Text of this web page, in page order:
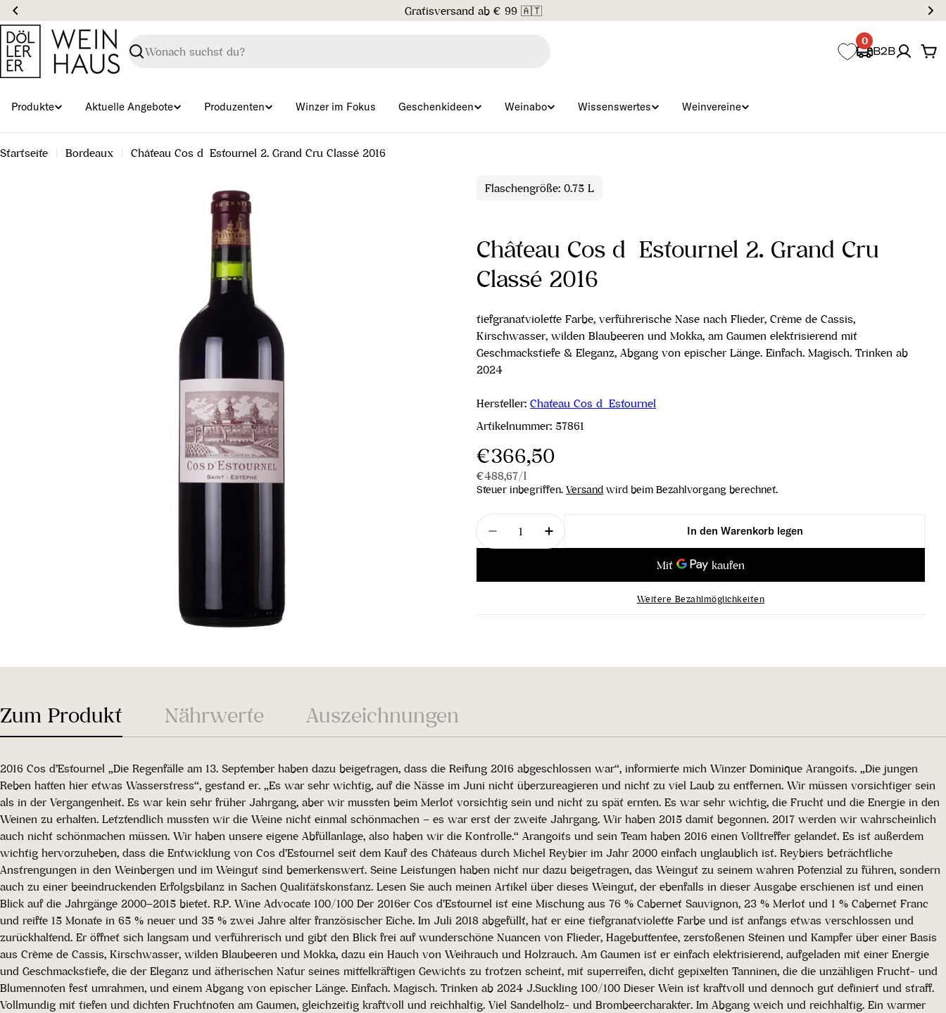
Zum
Inhalt
springen
Gratisversand ab € 99 🇦🇹
Suchen
0
B2B
Produkte Aktuelle Angebote Produzenten Winzer im Fokus Geschenkideen Weinabo Wissenswertes Weinvereine
Startseite Bordeaux Château Cos d´Estournel 2. Grand Cru Classé 2016
Flaschengröße: 0.75 L
Château Cos d´Estournel 2. Grand Cru
Classé 2016
tiefgranatviolette Farbe, verführerische Nase nach Flieder, Crème de Cassis,
Kirschwasser, wilden Blaubeeren und Mokka, am Gaumen elektrisierend mit
Geschmackstiefe & Eleganz, Abgang von epischer Länge. Einfach. Magisch. Trinken ab
2024
Hersteller: Chateau Cos d´Estournel
Artikelnummer: 57861
Regulärer
Preis
€366,50
Stückpreis
€488,67/pro
l
Steuer inbegriffen. Versand wird beim Bezahlvorgang berechnet.
Menge
Menge für Château Cos d´Estournel 2. Grand Cru Classé 2016 verringern
Menge für Château Cos d´Estournel 2. Grand Cru Classé 2016
In den Warenkorb legen
Weitere Bezahlmöglichkeiten
Zum Produkt Nährwerte Auszeichnungen
2016 Cos d’Estournel „Die Regenfälle am 13. September haben dazu beigetragen, dass die Reifung 2016 abgeschlossen war“, informierte mich Winzer Dominique Arangoits. „Die jungen
Reben hatten hier etwas Wasserstress“, gestand er. „Es war sehr wichtig, auf die Nässe im Juni nicht überzureagieren und nicht zu viel Laub zu entfernen. Wir müssen vorsichtiger sein
als in der Vergangenheit. Es war kein sehr früher Jahrgang, aber wir mussten beim Merlot vorsichtig sein und nicht zu spät ernten. Es war sehr wichtig, die Frucht und die Energie in den
Weinen zu erhalten. Letztendlich mussten wir die Weine nicht einmal schönmachen – es war erst der zweite Jahrgang. Wir haben 2015 damit begonnen. 2017 werden wir wahrscheinlich
auch nicht schönmachen müssen. Wir haben unsere eigene Abfüllanlage, also haben wir die Kontrolle.“ Arangoits und sein Team haben 2016 einen Volltreffer gelandet. Es ist außerdem
wichtig hervorzuheben, dass die Entwicklung von Cos d'Estournel seit dem Kauf des Châteaus durch Michel Reybier im Jahr 2000 einfach unglaublich ist. Reybiers beträchtliche
Anstrengungen in den Weinbergen und im Weingut sind bemerkenswert. Seine Leistungen haben nicht nur dazu beigetragen, das Weingut zu seinem wahren Potenzial zu führen, sondern
auch zu einer beeindruckenden Erfolgsbilanz in Sachen Qualitätskonstanz. Lesen Sie auch meinen Artikel über dieses Weingut, der ebenfalls in dieser Ausgabe erschienen ist und einen
Blick auf die Jahrgänge 2000–2015 bietet. R.P. Wine Advocate 100/100 Der 2016er Cos d'Estournel ist eine Mischung aus 76 % Cabernet Sauvignon, 23 % Merlot und 1 % Cabernet Franc
und reifte 15 Monate in 65 % neuer und 35 % zwei Jahre alter französischer Eiche. Im Juli 2018 abgefüllt, hat er eine tiefgranatviolette Farbe und ist anfangs etwas verschlossen und
zurückhaltend. Er öffnet sich langsam und verführerisch und gibt den Blick frei auf wunderschöne Nuancen von Flieder, Hagebuttentee, zerstoßenen Steinen und Kampfer über einer Basis
aus Crème de Cassis, Kirschwasser, wilden Blaubeeren und Mokka, dazu ein Hauch von Weihrauch und Holzrauch. Am Gaumen ist er einfach elektrisierend, aufgeladen mit einer Energie
und Geschmackstiefe, die der Eleganz und ätherischen Natur seines mittelkräftigen Gewichts zu trotzen scheint, mit superreifen, dicht gepixelten Tanninen, die die unzähligen Frucht- und
Blumennoten fest umrahmen, und einem Abgang von epischer Länge. Einfach. Magisch. Trinken ab 2024 J.Suckling 100/100 Dieser Wein ist kraftvoll und dennoch gut definiert und straff.
Vollmundig mit tiefen und dichten Fruchtnoten am Gaumen, gleichzeitig kraftvoll und reichhaltig. Viel Sandelholz- und Brombeercharakter. Im Abgang weich und reichhaltig. Ein warmer